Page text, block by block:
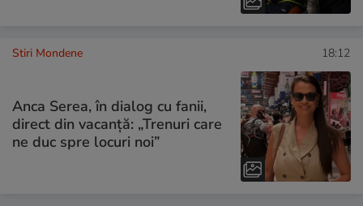
Stiri Mondene 18:12
Anca Serea, în dialog cu fanii,
direct din vacanță: „Trenuri care
ne duc spre locuri noi”